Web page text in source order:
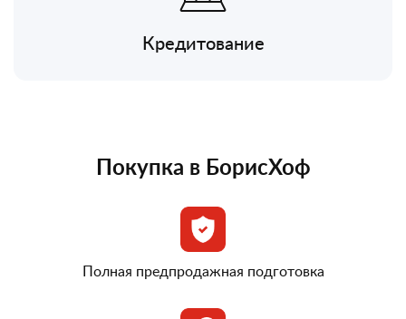
Кредитование
Покупка в БорисХоф
Полная предпродажная подготовка